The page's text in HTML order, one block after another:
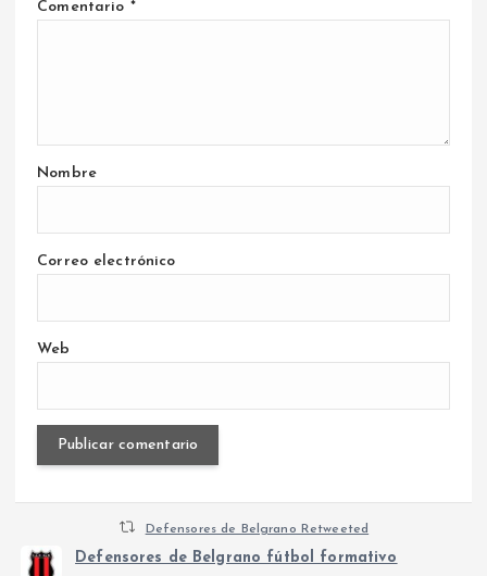
Comentario *
Nombre
Correo electrónico
Web
Defensores de Belgrano Retweeted
Defensores de Belgrano fútbol formativo